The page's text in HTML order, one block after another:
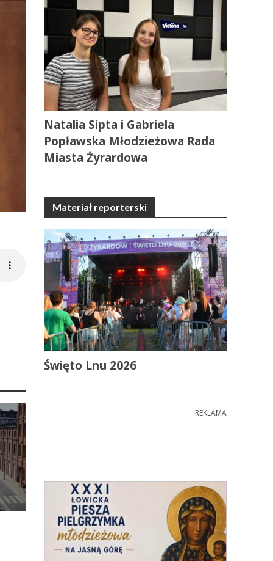
Natalia Sipta i Gabriela
Popławska Młodzieżowa Rada
Miasta Żyrardowa
Materiał reporterski
Święto Lnu 2026
REKLAMA